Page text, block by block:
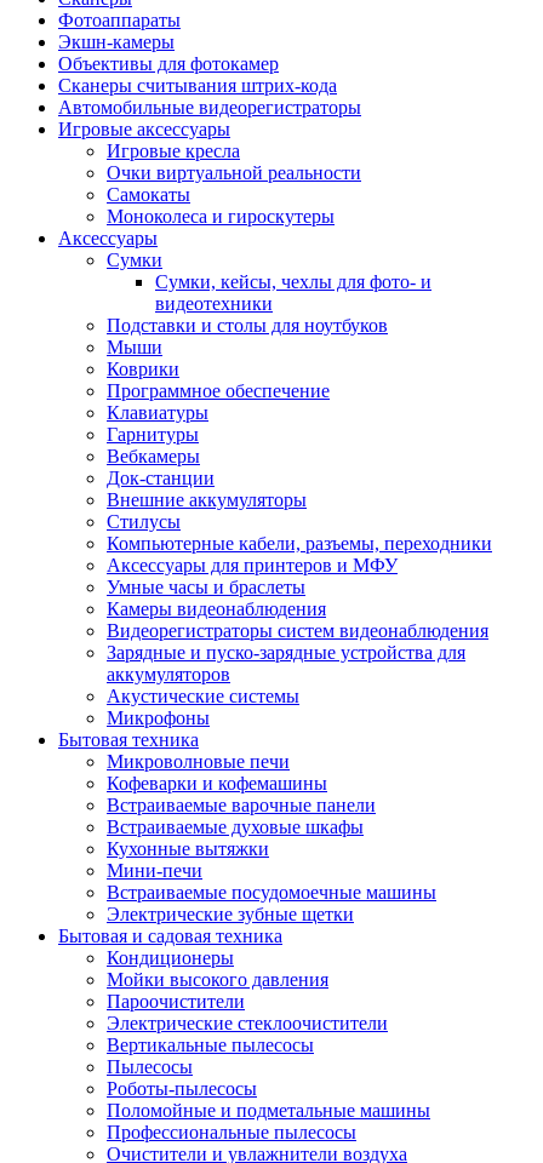
Фотоаппараты
Экшн-камеры
Объективы для фотокамер
Сканеры считывания штрих-кода
Автомобильные видеорегистраторы
Игровые аксессуары
Игровые кресла
Очки виртуальной реальности
Самокаты
Моноколеса и гироскутеры
Аксессуары
Сумки
Сумки, кейсы, чехлы для фото- и
видеотехники
Подставки и столы для ноутбуков
Мыши
Коврики
Программное обеспечение
Клавиатуры
Гарнитуры
Вебкамеры
Док-станции
Внешние аккумуляторы
Стилусы
Компьютерные кабели, разъемы, переходники
Аксессуары для принтеров и МФУ
Умные часы и браслеты
Камеры видеонаблюдения
Видеорегистраторы систем видеонаблюдения
Зарядные и пуско-зарядные устройства для
аккумуляторов
Акустические системы
Микрофоны
Бытовая техника
Микроволновые печи
Кофеварки и кофемашины
Встраиваемые варочные панели
Встраиваемые духовые шкафы
Кухонные вытяжки
Мини-печи
Встраиваемые посудомоечные машины
Электрические зубные щетки
Бытовая и садовая техника
Кондиционеры
Мойки высокого давления
Пароочистители
Электрические стеклоочистители
Вертикальные пылесосы
Пылесосы
Роботы-пылесосы
Поломойные и подметальные машины
Профессиональные пылесосы
Очистители и увлажнители воздуха